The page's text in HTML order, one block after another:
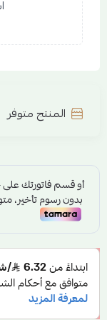
المنتج متوفر